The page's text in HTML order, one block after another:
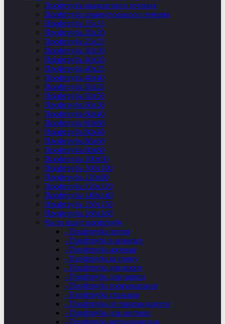
Профтруба квадратного сечения
Профтруба прямоугольного сечения
Профтруба 15х15
Профтруба 20х20
Профтруба 25х25
Профтруба 30х30
Профтруба 40х20
Профтруба 40х25
Профтруба 40х40
Профтруба 50х25
Профтруба 50х50
Профтруба 60х30
Профтруба 60х40
Профтруба 60х60
Профтруба 80х40
Профтруба 80х60
Профтруба 80х80
Профтруба 100х50
Профтруба 100х100
Профтруба 120х80
Профтруба 120х120
Профтруба 140х140
Профтруба 150х150
Профтруба 160х160
Часто ищут профтрубу
- Профтруба оптом
- Профтруба в розницу
- Профтруба арочная
- Профтруба за тонну
- Профтруба для ворот
- Профтруба для навеса
- Профтруба горячекатаная
- Профтруба стальная
- Профтруба от производителя
- Профтруба для лестниц
- Профтруба металлическая